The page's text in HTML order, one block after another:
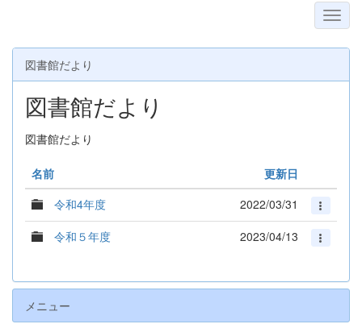
図書館だより
図書館だより
図書館だより
名前
更新日
令和4年度
2022/03/31
令和５年度
2023/04/13
メニュー